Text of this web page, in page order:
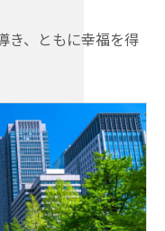
き、ともに幸福を得